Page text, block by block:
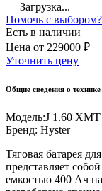
Загрузка...
Помочь с выбором?
Есть в наличии
Цена от 229000 ₽
Уточнить цену
Общие сведения о технике
Модель:J 1.60
Бренд: Hyster
Тяговая батарея
представляет
емкостью 400 Ач